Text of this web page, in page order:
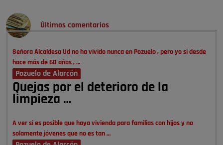
Últimos comentarios
Señora Alcaldesa Ud no ha vivido nunca en Pozuelo , pero yo si desde
hace más de 60 años , …
Pozuelo de Alarcón
Quejas por el deterioro de la
limpieza …
A ver si es posible que haya vivienda para familias con hijos y no
solamente jóvenes que no es tan …